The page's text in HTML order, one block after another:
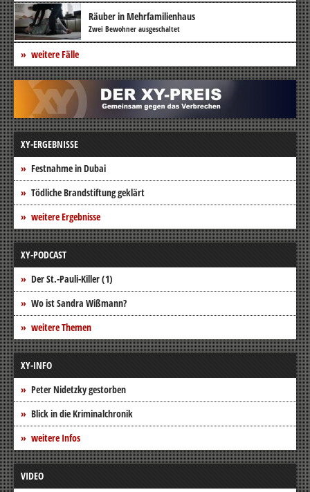
Räuber in Mehrfamilienhaus
Zwei Bewohner ausgeschaltet
weitere Fälle
XY-ERGEBNISSE
Festnahme in Dubai
Tödliche Brandstiftung geklärt
weitere Ergebnisse
XY-PODCAST
Der St.-Pauli-Killer (1)
Wo ist Sandra Wißmann?
weitere Themen
XY-INFO
Peter Nidetzky gestorben
Blick in die Kriminalchronik
weitere Infos
VIDEO